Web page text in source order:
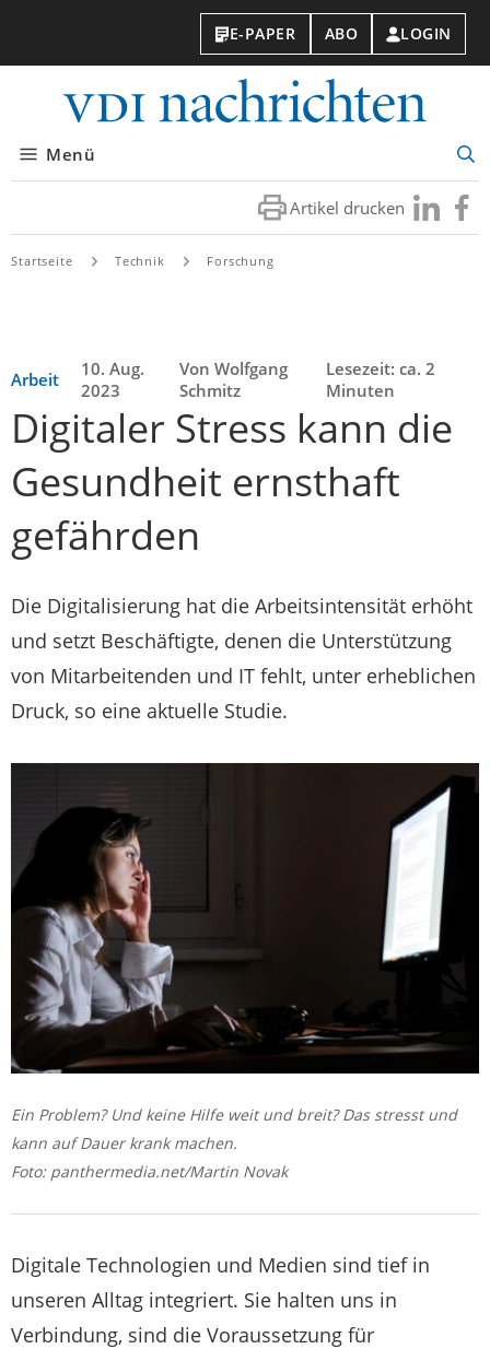
E-PAPER ABO LOGIN
Menü
Artikel drucken Besuchen
Sie
Sie
Startseite Technik Forschung
Arbeit
10. Aug.
2023
Von Wolfgang
Schmitz
Lesezeit: ca. 2
Minuten
Digitaler Stress kann die
Gesundheit ernsthaft
gefährden
Die Digitalisierung hat die Arbeitsintensität erhöht
und setzt Beschäftigte, denen die Unterstützung
von Mitarbeitenden und IT fehlt, unter erheblichen
Druck, so eine aktuelle Studie.
Ein Problem? Und keine Hilfe weit und breit? Das stresst und
kann auf Dauer krank machen.
Foto: panthermedia.net/Martin Novak
Digitale Technologien und Medien sind tief in
unseren Alltag integriert. Sie halten uns in
Verbindung, sind die Voraussetzung für